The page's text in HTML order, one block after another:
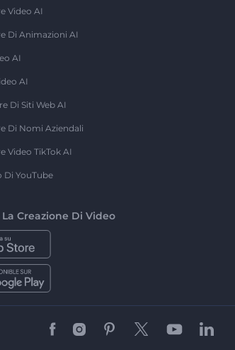
Video AI
Di Animazioni AI
AI
AI
Di Siti Web AI
Di Nomi Aziendali
Video TikTok AI
Di YouTube
Creazione Di Video